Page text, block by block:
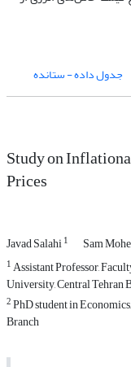
جدول داده - ستانده
Study on
Prices
Javad Salahi1 Sam
1Assistant Professor,
University, Central Tehran
2PhD student in
Branch